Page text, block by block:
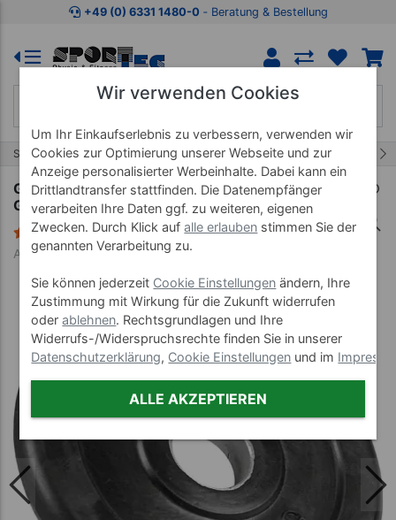
Zum Kaufbereich springen Zur Produktbeschreibung
+49 (0) 6331 1480-0 ‐ Beratung & Bestellung
Start Scheiben und Stangen Hantelscheiben Gummi
Get-Fit-Pump Hantelscheibe mit
Gummiüberzug, Bohrung Ø 3 cm, 1 kg, Stück
1 Bewertung
Art-Nr. 22567
Wir verwenden Cookies
Um Ihr Einkaufserlebnis zu verbessern, verwenden wir
Cookies zur Optimierung unserer Webseite und zur
Anzeige personalisierter Werbeinhalte. Dabei kann ein
Drittlandtransfer stattfinden. Die Datenempfänger
verarbeiten Ihre Daten ggf. zu weiteren, eigenen
Zwecken. Durch Klick aufalle erlauben stimmen Sie der
genannten Verarbeitung zu.
Sie können jederzeit Cookie Einstellungen ändern, Ihre
Zustimmung mit Wirkung für die Zukunft widerrufen
oderablehnen. Rechtsgrundlagen und Ihre
Widerrufs-/Widerspruchsrechte finden Sie in unserer
Datenschutzerklärung, Cookie Einstellungen und im
ALLE AKZEPTIEREN